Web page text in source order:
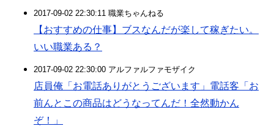
2017-09-02 22:30:11 職業ちゃんねる
【おすすめの仕事】ブスなんだが楽して稼ぎたい。
いい職業ある？
2017-09-02 22:30:00 アルファルファモザイク
店員俺「お電話ありがとうございます」電話客「お
前んとこの商品はどうなってんだ！全然動かん
ぞ！」